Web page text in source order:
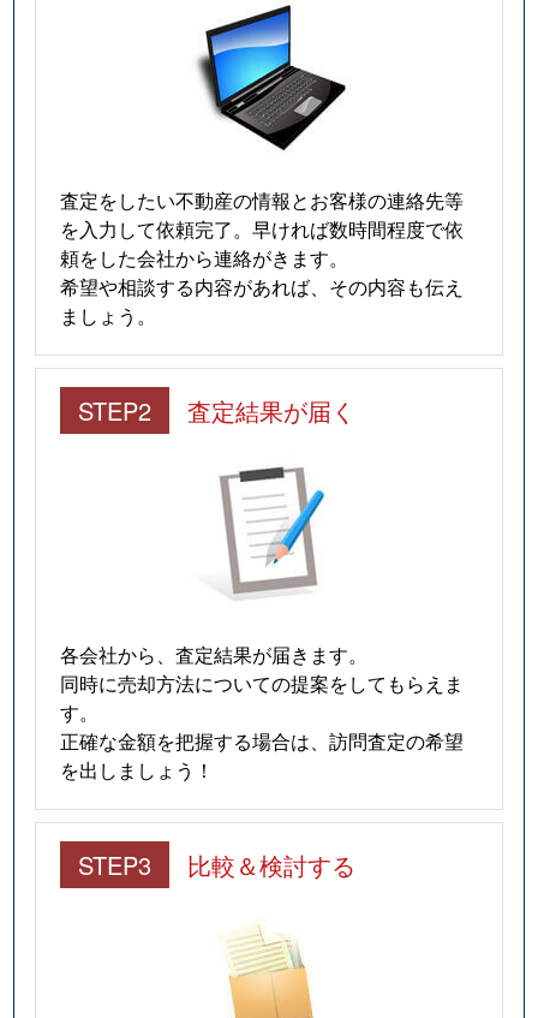
査定をしたい不動産の情報とお客様の連絡先等
を入力して依頼完了。早ければ数時間程度で依
頼をした会社から連絡がきます。
希望や相談する内容があれば、その内容も伝え
ましょう。
STEP2 査定結果が届く
各会社から、査定結果が届きます。
同時に売却方法についての提案をしてもらえま
す。
正確な金額を把握する場合は、訪問査定の希望
を出しましょう！
STEP3 比較＆検討する